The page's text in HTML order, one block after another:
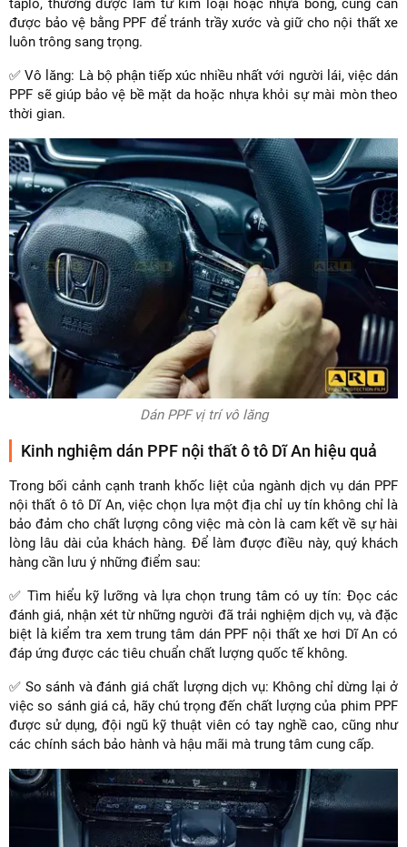
taplo, thường được làm từ kim loại hoặc nhựa bóng, cũng cần
được bảo vệ bằng PPF để tránh trầy xước và giữ cho nội thất xe
luôn trông sang trọng.
✅ Vô lăng: Là bộ phận tiếp xúc nhiều nhất với người lái, việc dán
PPF sẽ giúp bảo vệ bề mặt da hoặc nhựa khỏi sự mài mòn theo
thời gian.
Dán PPF vị trí vô lăng
Kinh nghiệm dán PPF nội thất ô tô Dĩ An hiệu quả
Trong bối cảnh cạnh tranh khốc liệt của ngành dịch vụ dán PPF
nội thất ô tô Dĩ An, việc chọn lựa một địa chỉ uy tín không chỉ là
bảo đảm cho chất lượng công việc mà còn là cam kết về sự hài
lòng lâu dài của khách hàng. Để làm được điều này, quý khách
hàng cần lưu ý những điểm sau:
✅ Tìm hiểu kỹ lưỡng và lựa chọn trung tâm có uy tín: Đọc các
đánh giá, nhận xét từ những người đã trải nghiệm dịch vụ, và đặc
biệt là kiểm tra xem trung tâm dán PPF nội thất xe hơi Dĩ An có
đáp ứng được các tiêu chuẩn chất lượng quốc tế không.
✅ So sánh và đánh giá chất lượng dịch vụ: Không chỉ dừng lại ở
việc so sánh giá cả, hãy chú trọng đến chất lượng của phim PPF
được sử dụng, đội ngũ kỹ thuật viên có tay nghề cao, cũng như
các chính sách bảo hành và hậu mãi mà trung tâm cung cấp.